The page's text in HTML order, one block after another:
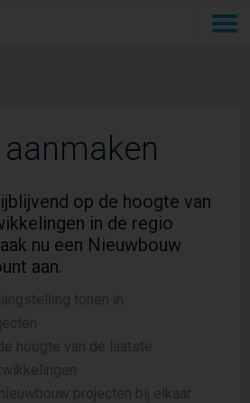
op de hoogte van
in de regio
nu een Nieuwbouw
aan.
tonen in
hoogte van de laatste
projecten bij elkaar